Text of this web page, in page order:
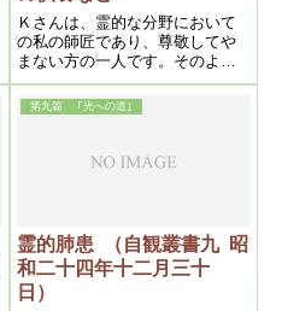
Ｋさんは、霊的な分野において
の私の師匠であり、尊敬してや
まない方の一人です。そのよう
な方が、全国的にも組織に埋も
れているような気がします。そ
のような方々が、活躍できると
づいてくるのだと思っていま
な要因がある場合が多いと思っ
ています。精神病院が精神病患
者で賑わっているという話を聞
きますが、そのほとんどという
第九篇 ｢光への道｣
霊的肺患 （自観叢書九 昭
和二十四年十二月三十
日）